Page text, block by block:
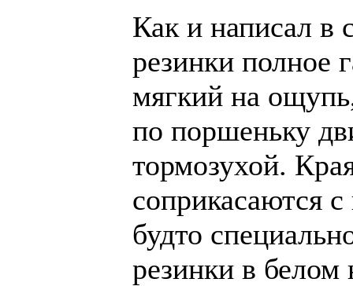
Как и написал
резинки полное
мягкий на
по поршеньку
тормозухой.
соприкасаются
будто
резинки в белом